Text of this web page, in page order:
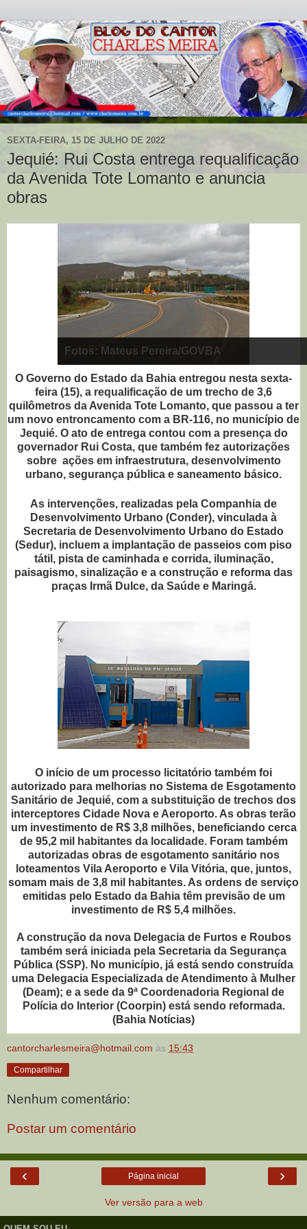
SEXTA-FEIRA, 15 DE JULHO DE 2022
Jequié: Rui Costa entrega requalificação
da Avenida Tote Lomanto e anuncia
obras
Fotos: Mateus Pereira/GOVBA
O Governo do Estado da Bahia entregou nesta sexta-
feira (15), a requalificação de um trecho de 3,6
quilômetros da Avenida Tote Lomanto, que passou a ter
um novo entroncamento com a BR-116, no município de
Jequié. O ato de entrega contou com a presença do
governador Rui Costa, que também fez autorizações
sobre ações em infraestrutura, desenvolvimento
urbano, segurança pública e saneamento básico.
As intervenções, realizadas pela Companhia de
Desenvolvimento Urbano (Conder), vinculada à
Secretaria de Desenvolvimento Urbano do Estado
(Sedur), incluem a implantação de passeios com piso
tátil, pista de caminhada e corrida, iluminação,
paisagismo, sinalização e a construção e reforma das
praças Irmã Dulce, da Saúde e Maringá.
O início de um processo licitatório também foi
autorizado para melhorias no Sistema de Esgotamento
Sanitário de Jequié, com a substituição de trechos dos
interceptores Cidade Nova e Aeroporto. As obras terão
um investimento de R$ 3,8 milhões, beneficiando cerca
de 95,2 mil habitantes da localidade. Foram também
autorizadas obras de esgotamento sanitário nos
loteamentos Vila Aeroporto e Vila Vitória, que, juntos,
somam mais de 3,8 mil habitantes. As ordens de serviço
emitidas pelo Estado da Bahia têm previsão de um
investimento de R$ 5,4 milhões.
A construção da nova Delegacia de Furtos e Roubos
também será iniciada pela Secretaria da Segurança
Pública (SSP). No município, já está sendo construída
uma Delegacia Especializada de Atendimento à Mulher
(Deam); e a sede da 9ª Coordenadoria Regional de
Polícia do Interior (Coorpin) está sendo reformada.
(Bahia Notícias)
cantorcharlesmeira@hotmail.com às 15:43
Compartilhar
Nenhum comentário:
Postar um comentário
‹ ›
Página inicial
Ver versão para a web